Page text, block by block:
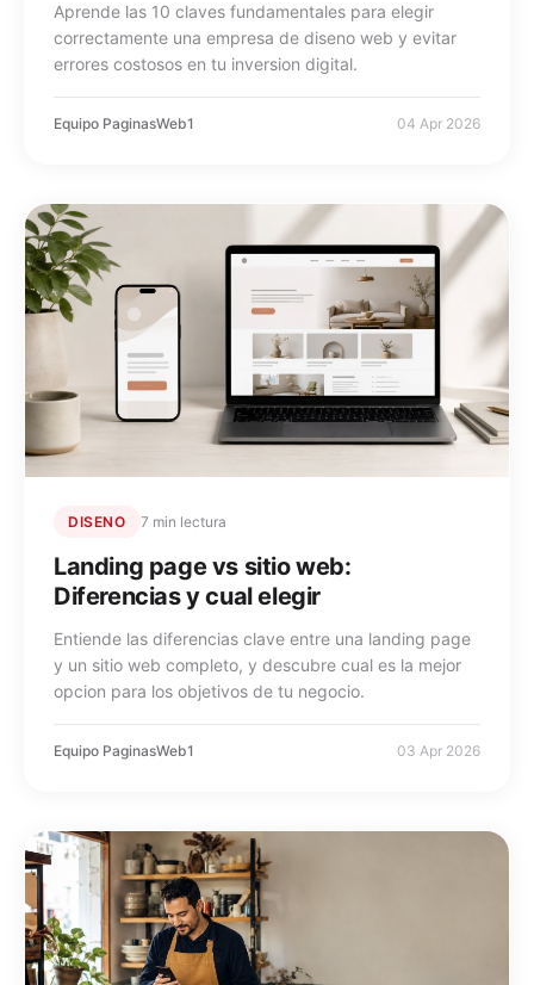
Aprende las 10 claves fundamentales para elegir
correctamente una empresa de diseno web y evitar
errores costosos en tu inversion digital.
Equipo PaginasWeb1 04 Apr 2026
DISENO 7 min lectura
Landing page vs sitio web:
Diferencias y cual elegir
Entiende las diferencias clave entre una landing page
y un sitio web completo, y descubre cual es la mejor
opcion para los objetivos de tu negocio.
Equipo PaginasWeb1 03 Apr 2026